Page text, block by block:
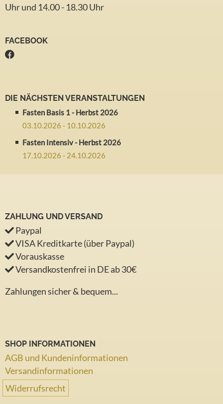
Uhr und 14.00 - 18.30 Uhr
FACEBOOK
DIE NÄCHSTEN VERANSTALTUNGEN
Fasten Basis 1 - Herbst 2026
03.10.2026 - 10.10.2026
Fasten Intensiv - Herbst 2026
17.10.2026 - 24.10.2026
ZAHLUNG UND VERSAND
Paypal
VISA Kreditkarte (über Paypal)
Vorauskasse
Versandkostenfrei in DE ab 30€
Zahlungen sicher & bequem...
SHOP INFORMATIONEN
AGB und Kundeninformationen
Versandinformationen
Widerrufsrecht